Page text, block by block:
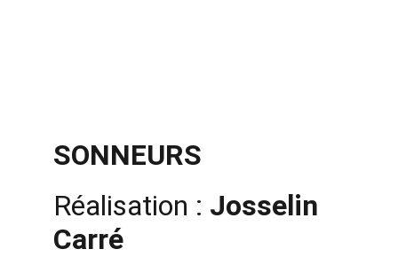
SONNEURS
Réalisation : Josselin
Carré